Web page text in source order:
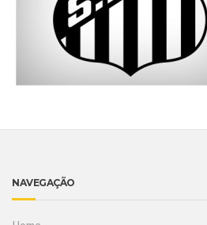
NAVEGAÇÃO